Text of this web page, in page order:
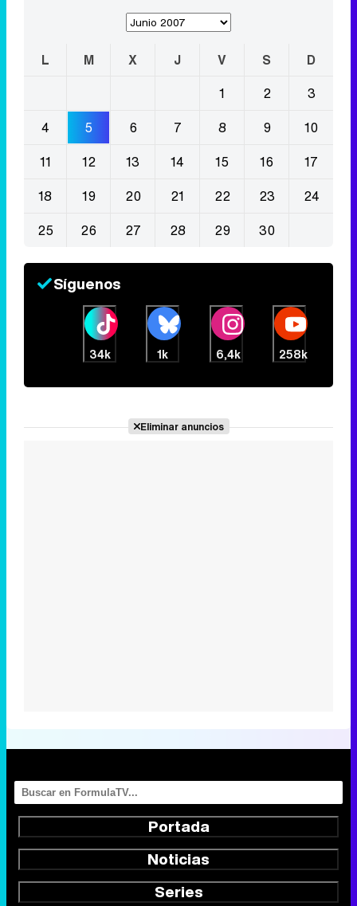
L M X J V S
D
1
2
3
4
5 6 7 8 9
10
11
12 13 14 15 16
17
18
19 20 21 22 23
24
25
26 27 28 29 30
Síguenos
34k 1k 6,4k 258k
Eliminar anuncios
Portada
Noticias
Series